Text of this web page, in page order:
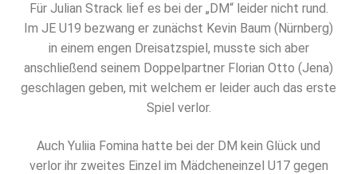
Für Julian Strack lief es bei der „DM“ leider nicht rund.
Im JE U19 bezwang er zunächst Kevin Baum (Nürnberg)
in einem engen Dreisatzspiel, musste sich aber
anschließend seinem Doppelpartner Florian Otto (Jena)
geschlagen geben, mit welchem er leider auch das erste
Spiel verlor.
Auch Yuliia Fomina hatte bei der DM kein Glück und
verlor ihr zweites Einzel im Mädcheneinzel U17 gegen